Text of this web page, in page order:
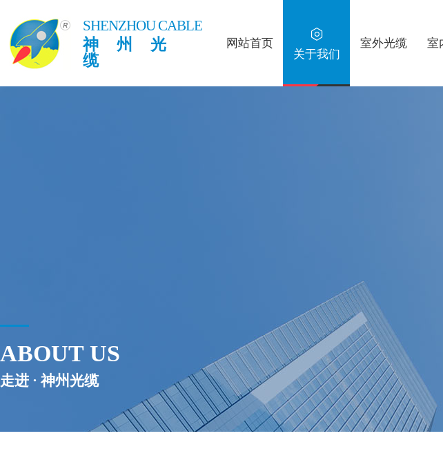
SHENZHOU CABLE
神州光
缆
网站首页

关于我们
室外光缆 室
ABOUT US
走进 · 神州光缆